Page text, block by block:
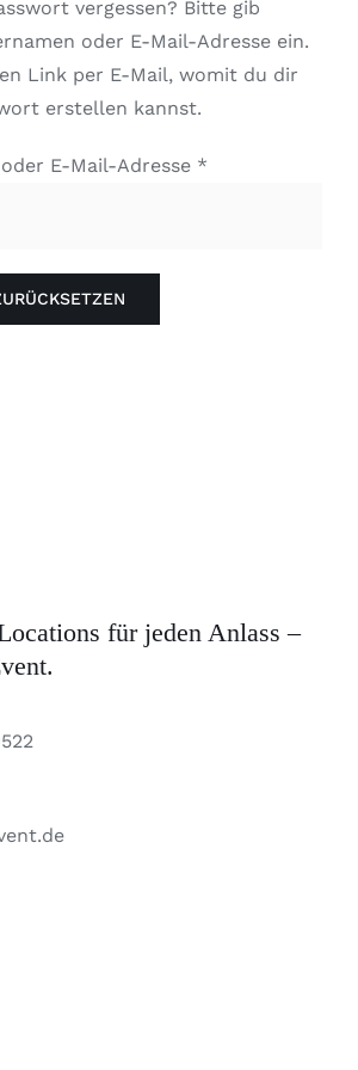
vergessen? Bitte gib
oder E-Mail-Adresse ein.
Link per E-Mail, womit du dir
erstellen kannst.
E-Mail-Adresse *
für jeden Anlass –